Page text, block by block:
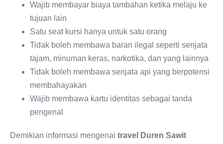
Wajib membayar biaya tambahan ketika melaju ke
tujuan lain
Satu seat kursi hanya untuk satu orang
Tidak boleh membawa baran ilegal seperti senjata
tajam, minuman keras, narkotika, dan yang lainnya
Tidak boleh membawa senjata api yang berpotensi
membahayakan
Wajib membawa kartu identitas sebagai tanda
pengenal
Demikian informasi mengenai travel Duren Sawit